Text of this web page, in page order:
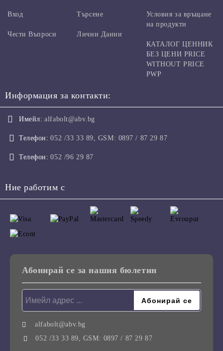
Вход
Чести Въпроси
Търсене
Лични Данни
Условия за връщане
на продукти
КАТАЛОГ ЦЕННИК
БЕЗ ЦЕНИ PRICE
WITHOUT PRICE
PWP
Информация за контакти:
Имейл: alfabolt@abv.bg
Телефон: 052 /33 33 89, GSM: 0897 / 87 29 87
Телефон: 052 /96 29 87
Ние работим с
Абонирай се за нашия бюлетин
alfabolt@abv.bg
052 /33 33 89, GSM: 0897 / 87 29 87